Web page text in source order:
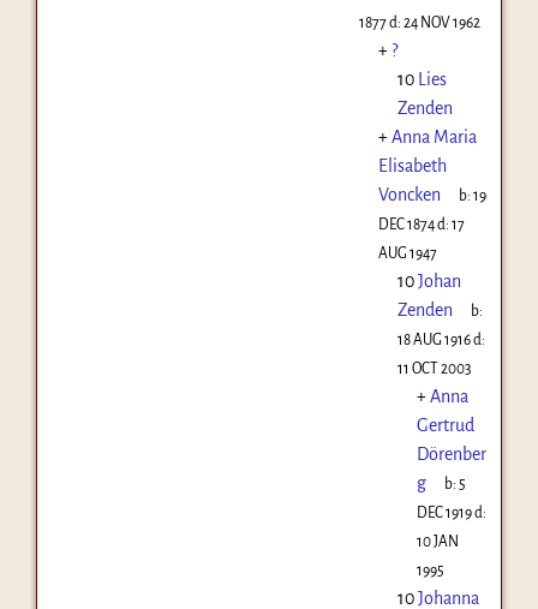
1877d: 24 NOV 1962
+ ?
10 Lies
Zenden
+Anna Maria
Elisabeth
Voncken
b:19
DEC 1874d: 17
AUG 1947
10Johan
Zenden
b:
18 AUG 1916d:
11 OCT 2003
+Anna
Gertrud
Dörenber
g
b: 5
DEC 1919d:
10 JAN
1995
10Johanna